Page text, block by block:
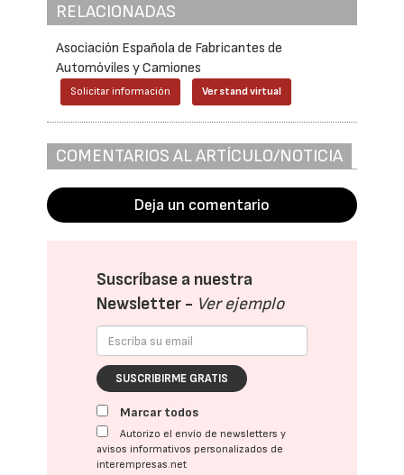
RELACIONADAS
Asociación Española de Fabricantes de
Automóviles y Camiones
Solicitar información Ver stand virtual
COMENTARIOS AL ARTÍCULO/NOTICIA
Deja un comentario
Suscríbase a nuestra
Newsletter - Ver ejemplo
SUSCRIBIRME GRATIS
Marcar todos
Autorizo el envío de newsletters y
avisos informativos personalizados de
interempresas.net